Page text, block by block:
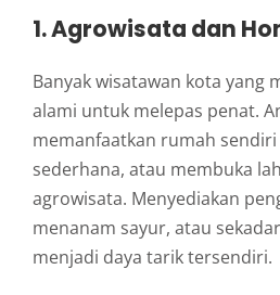
1. Agrowisata dan
Banyak wisatawan kota yang
alami untuk melepas penat.
memanfaatkan rumah
sederhana, atau membuka
agrowisata. Menyediakan
menanam sayur, atau
menjadi daya tarik tersendiri.